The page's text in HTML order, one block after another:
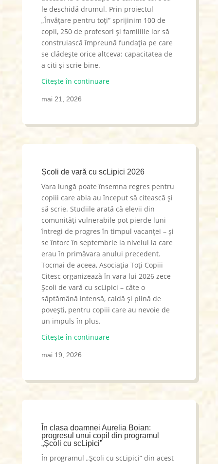
le deschidă drumul. Prin proiectul
„Învățare pentru toți” sprijinim 100 de
copii, 250 de profesori și familiile lor să
construiască împreună fundația pe care
se clădește orice altceva: capacitatea de
a citi și scrie bine.
Citește în continuare
mai 21, 2026
Școli de vară cu scLipici 2026
Vara lungă poate însemna regres pentru
copiii care abia au început să citească și
să scrie. Studiile arată că elevii din
comunități vulnerabile pot pierde luni
întregi de progres în timpul vacanței – și
se întorc în septembrie la nivelul la care
erau în primăvara anului precedent.
Tocmai de aceea, Asociația Toți Copiii
Citesc organizează în vara lui 2026 zece
Școli de vară cu scLipici – câte o
săptămână intensă, caldă și plină de
povești, pentru copiii care au nevoie de
un impuls în plus.
Citește în continuare
mai 19, 2026
În clasa doamnei Aurelia Boian:
progresul unui copil din programul
„Școli cu scLipici”
În programul „Școli cu scLipici” din acest